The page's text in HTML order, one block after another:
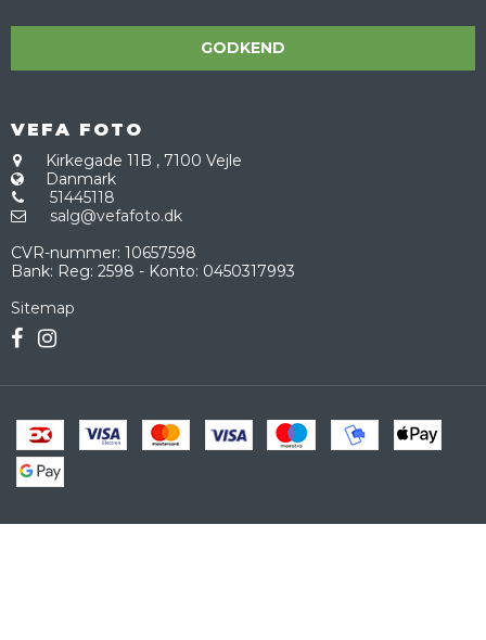
GODKEND
VEFA FOTO
Kirkegade 11B , 7100 Vejle
Danmark
51445118
salg@vefafoto.dk
CVR-nummer: 10657598
Bank: Reg: 2598 - Konto: 0450317993
Sitemap